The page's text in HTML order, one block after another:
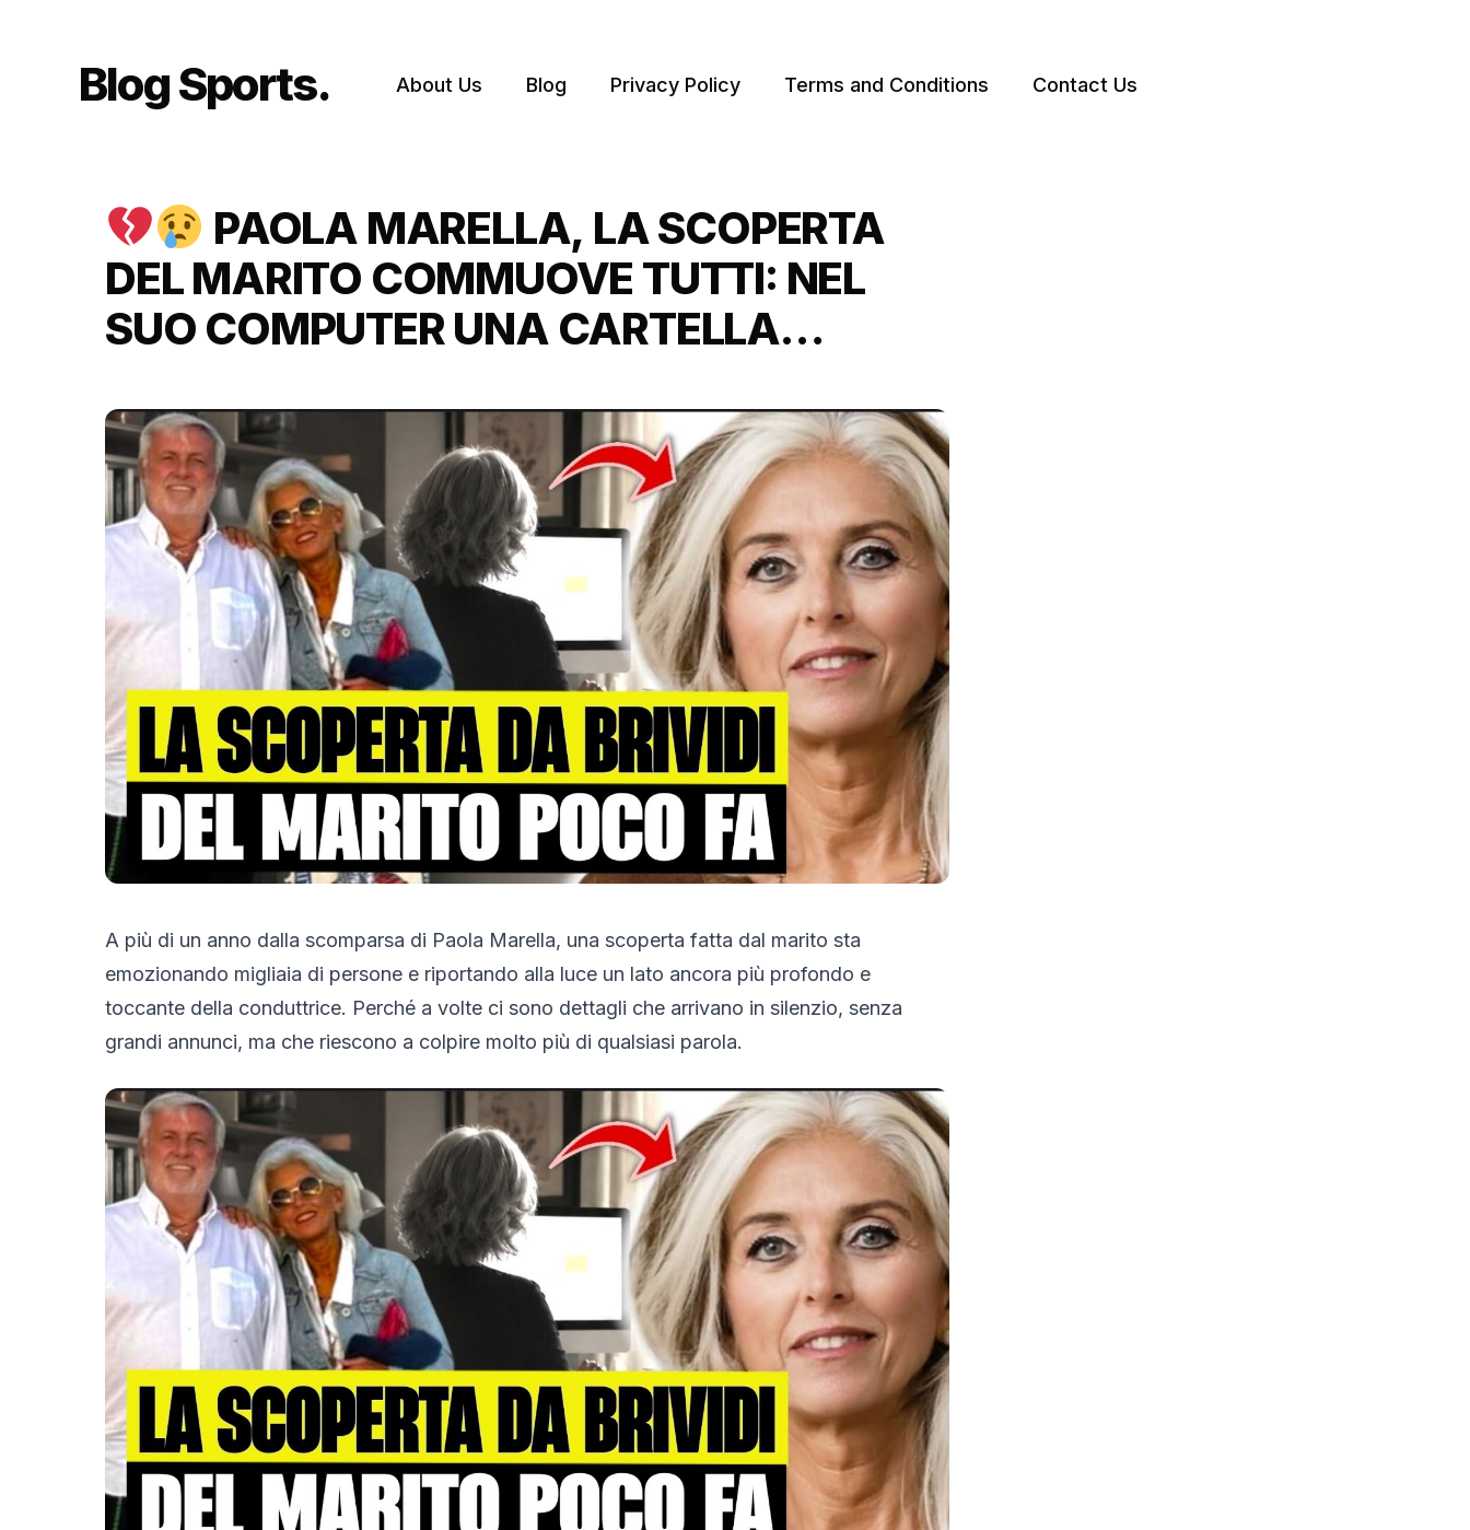
Blog Sports About Us Blog Privacy Policy Terms and Conditions Contact Us
PAOLA MARELLA, LA SCOPERTA
DEL MARITO COMMUOVE TUTTI: NEL
SUO COMPUTER UNA CARTELLA
A più di un anno dalla scomparsa di Paola Marella, una scoperta fatta dal marito sta
emozionando migliaia di persone e riportando alla luce un lato ancora più profondo e
toccante della conduttrice. Perché a volte ci sono dettagli che arrivano in silenzio, senza
grandi annunci, ma che riescono a colpire molto più di qualsiasi parola.